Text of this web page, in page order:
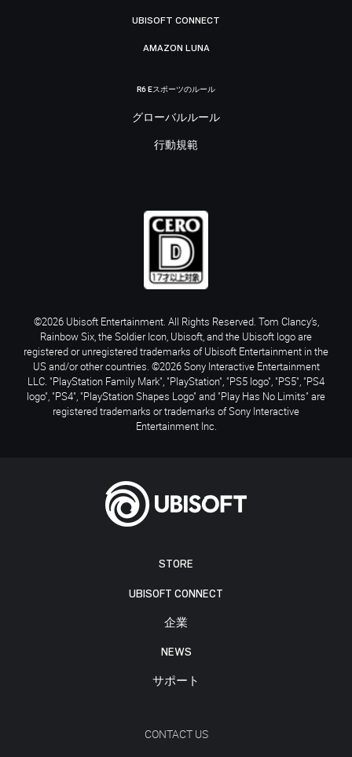
STORE
UBISOFT CONNECT
企業
NEWS
サポート
CONTACT US
UBISOFT CONNECT
AMAZON LUNA
R6 Eスポーツのルール
グローバルルール
行動規範
©2026 Ubisoft Entertainment. All Rights Reserved. Tom Clancy’s,
Rainbow Six, the Soldier Icon, Ubisoft, and the Ubisoft logo are
registered or unregistered trademarks of Ubisoft Entertainment in the
US and/or other countries. ©2026 Sony Interactive Entertainment
LLC. "PlayStation Family Mark", "PlayStation", "PS5 logo", "PS5", "PS4
logo", "PS4", "PlayStation Shapes Logo" and "Play Has No Limits" are
registered trademarks or trademarks of Sony Interactive
Entertainment Inc.